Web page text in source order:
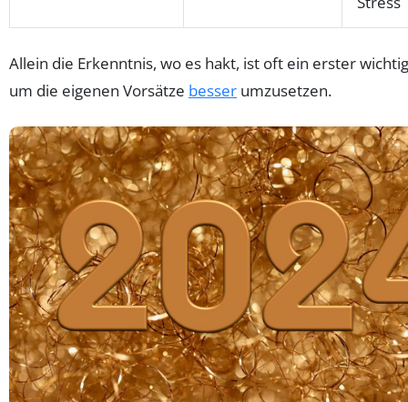
Allein die Erkenntnis, wo es hakt, ist oft ein erster
um die eigenen Vorsätze besser umzusetzen.